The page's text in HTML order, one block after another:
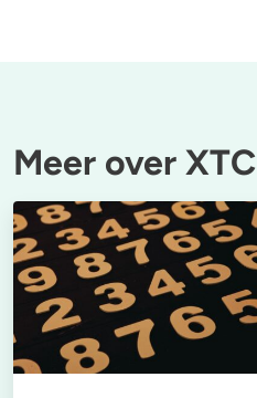
Meer over XTC